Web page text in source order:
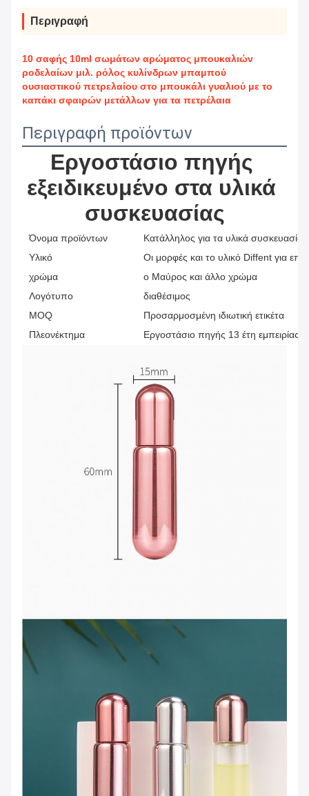
Περιγραφή
10 σαφής 10ml σωμάτων αρώματος μπουκαλιών
ροδελαίων μιλ. ρόλος κυλίνδρων μπαμπού
ουσιαστικού πετρελαίου στο μπουκάλι γυαλιού με το
καπάκι σφαιρών μετάλλων για τα πετρέλαια
Περιγραφή προϊόντων
Εργοστάσιο πηγής
εξειδικευμένο στα υλικά
συσκευασίας
Όνομα προϊόντων
Κατάλληλος για τα υλικά
Υλικό
Οι μορφές και το υλικό Diffent για
χρώμα
ο Μαύρος και άλλο χρώμα
Λογότυπο
διαθέσιμος
MOQ
Προσαρμοσμένη ιδιωτική ετικέτα
Πλεονέκτημα
Εργοστάσιο πηγής 13 έτη εμπειρίας